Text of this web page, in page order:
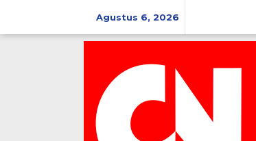
konten
Agustus 6, 2026